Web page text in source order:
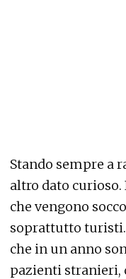
Stando sempre a
altro dato curioso.
che vengono
soprattutto
che in un anno
pazienti stranieri,